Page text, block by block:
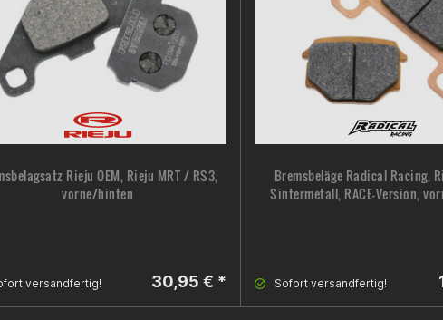
Rieju OEM, Rieju MRT / RS3,
vorne/hinten
versandfertig! 30,95 € *
Bremsbeläge Radical Racing,
Sintermetall, RACE-Version,
Sofort versandfertig!